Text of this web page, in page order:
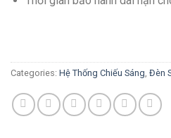
Categories: Hệ Thống Chiếu Sáng, Đèn